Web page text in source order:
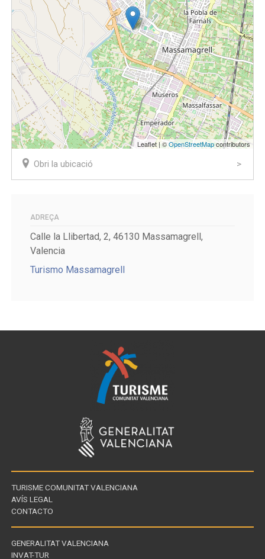
Leaflet | ©OpenStreetMapcontributors
Obri la ubicació
ADREÇA
Calle la Llibertad, 2, 46130 Massamagrell,
Valencia
Turismo Massamagrell
TURISME COMUNITAT VALENCIANA
AVÍS LEGAL
CONTACTO
GENERALITAT VALENCIANA
INVAT-TUR